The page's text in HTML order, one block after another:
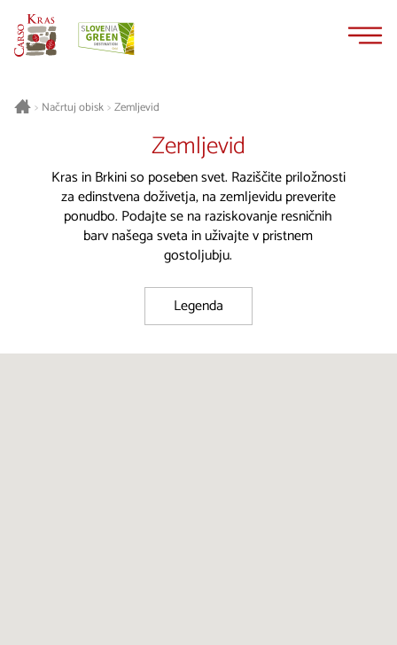
> Načrtuj obisk> Zemljevid
Zemljevid
Kras in Brkini so poseben svet. Raziščite priložnosti
za edinstvena doživetja, na zemljevidu preverite
ponudbo. Podajte se na raziskovanje resničnih
barv našega sveta in uživajte v pristnem
gostoljubju.
Legenda